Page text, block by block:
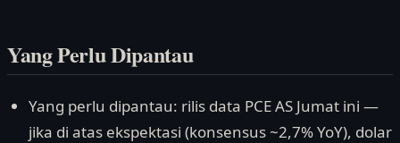
Yang Perlu Dipantau
Yang perlu dipantau: rilis data PCE AS Jumat ini —
jika di atas ekspektasi (konsensus ~2,7% YoY), dolar